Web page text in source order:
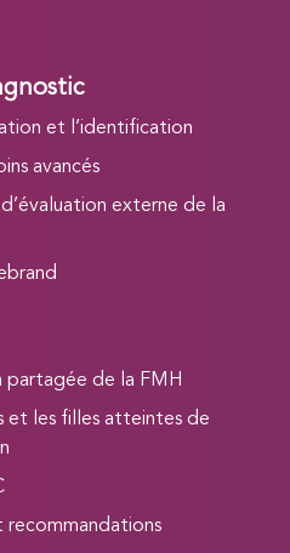
et l’identification
avancés
externe de la
partagée de la FMH
et les filles atteintes de
recommandations